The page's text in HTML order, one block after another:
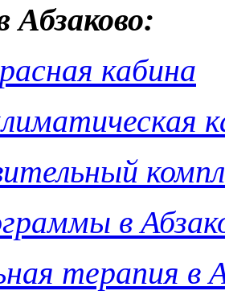
Абзаково:
кабина
в
терапия в